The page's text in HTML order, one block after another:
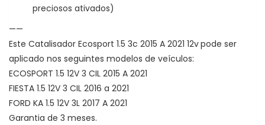
preciosos ativados)
——
Este Catalisador Ecosport 1.5 3c 2015 A 2021 12vpode ser
aplicado nos seguintes modelos de veículos:
ECOSPORT 1.5 12V 3 CIL 2015 A 2021
FIESTA 1.5 12V 3 CIL 2016 a 2021
FORD KA 1.5 12V 3L 2017 A 2021
Garantia de 3 meses.